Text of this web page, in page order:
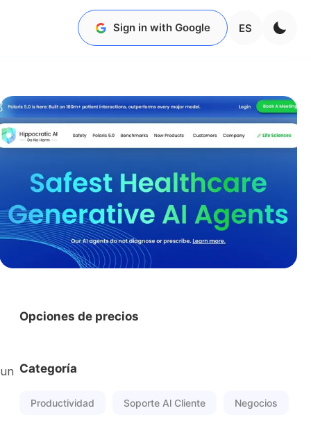
Sign in with Google ES
Opciones de precios
Categoría
Productividad Soporte Al Cliente Negocios